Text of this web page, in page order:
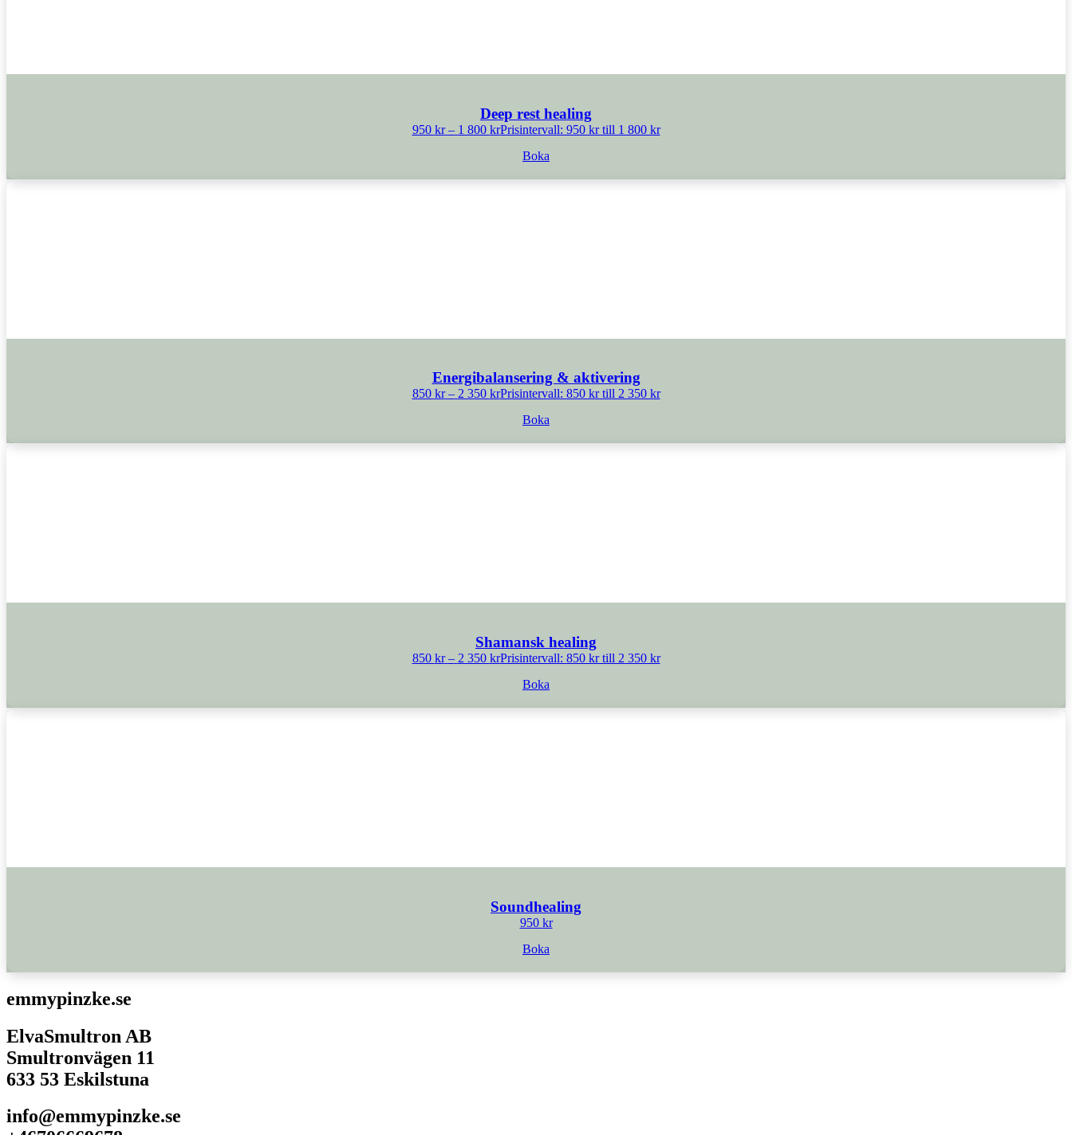
Deep rest healing
950 kr – 1 800 krPrisintervall: 950 kr till 1 800 kr
Boka
Energibalansering & aktivering
850 kr – 2 350 krPrisintervall: 850 kr till 2 350 kr
Boka
Shamansk healing
850 kr – 2 350 krPrisintervall: 850 kr till 2 350 kr
Boka
Soundhealing
950 kr
Boka
emmypinzke.se
ElvaSmultron AB
Smultronvägen 11
633 53 Eskilstuna
info@emmypinzke.se